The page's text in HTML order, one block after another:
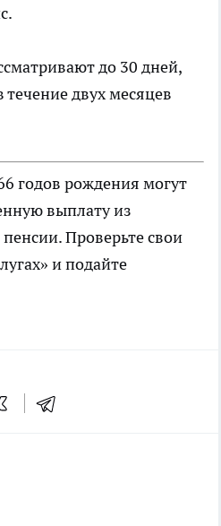
до 30 дней,
двух месяцев
годов рождения могут
выплату из
Проверьте свои
и подайте